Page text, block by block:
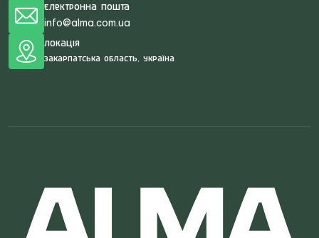
Електронна пошта
info@alma.com.ua
Локація
Закарпатська область, Україна